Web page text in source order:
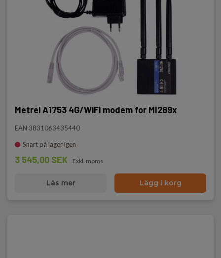
Metrel A1753 4G/WiFi modem for MI289x
EAN 3831063435440
Snart på lager igen
3 545,00 SEK Exkl. moms
Läs mer Lägg i korg